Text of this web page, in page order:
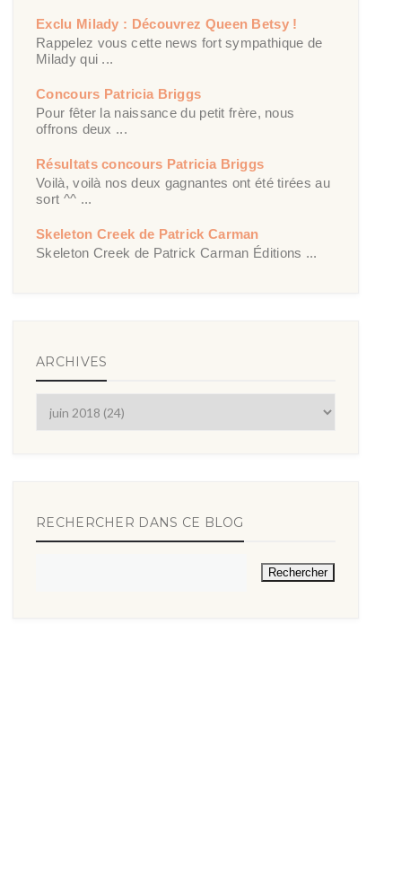
Exclu Milady : Découvrez Queen Betsy !
Rappelez vous cette news fort sympathique de
Milady qui ...
Concours Patricia Briggs
Pour fêter la naissance du petit frère, nous
offrons deux ...
Résultats concours Patricia Briggs
Voilà, voilà nos deux gagnantes ont été tirées au
sort ^^ ...
Skeleton Creek de Patrick Carman
Skeleton Creek de Patrick Carman Éditions ...
ARCHIVES
RECHERCHER DANS CE BLOG